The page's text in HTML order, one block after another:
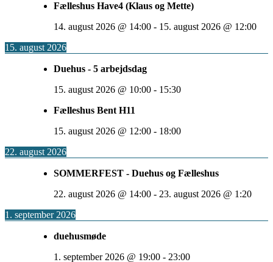
Fælleshus Have4 (Klaus og Mette)
14. august 2026 @ 14:00 - 15. august 2026 @ 12:00
15. august 2026
Duehus - 5 arbejdsdag
15. august 2026 @ 10:00 - 15:30
Fælleshus Bent H11
15. august 2026 @ 12:00 - 18:00
22. august 2026
SOMMERFEST - Duehus og Fælleshus
22. august 2026 @ 14:00 - 23. august 2026 @ 1:20
1. september 2026
duehusmøde
1. september 2026 @ 19:00 - 23:00